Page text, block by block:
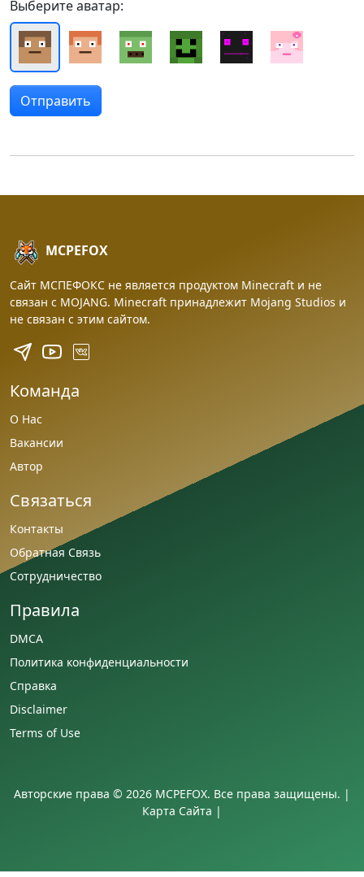
Выберите аватар:
MCPEFOX
Сайт МСПЕФОКС не является продуктом Minecraft и не
связан с MOJANG. Minecraft принадлежит Mojang Studios и
не связан с этим сайтом.
Команда
О Нас
Вакансии
Автор
Связаться
Контакты
Обратная Связь
Сотрудничество
Правила
DMCA
Политика конфиденциальности
Справка
Disclaimer
Terms of Use
Авторские права © 2026 MCPEFOX. Все права защищены. |
Карта Сайта |